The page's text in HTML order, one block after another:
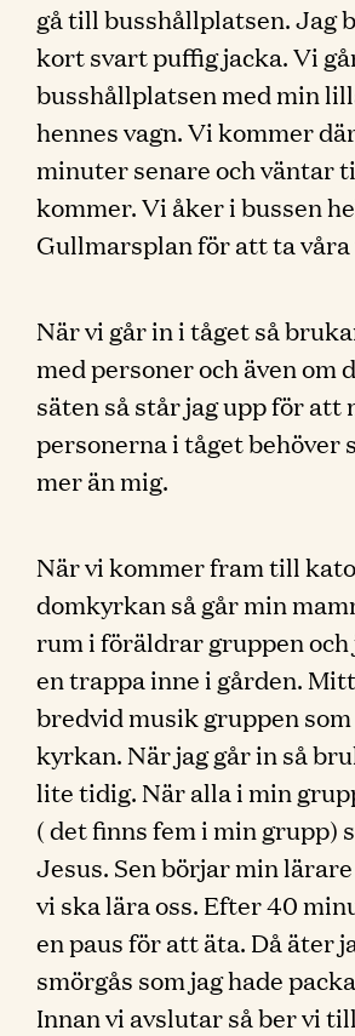
gå till busshållplatsen. Jag
kort svart puffig jacka. Vi
busshållplatsen med min
hennes vagn. Vi kommer
minuter senare och väntar
kommer. Vi åker i bussen
Gullmarsplan för att ta våra
När vi går in i tåget så
med personer och även om
säten så står jag upp för att
personerna i tåget behöver
mer än mig.
När vi kommer fram till
domkyrkan så går min
rum i föräldrar gruppen och
en trappa inne i gården.
bredvid musik gruppen
kyrkan. När jag går in så
lite tidig. När alla i min
( det finns fem i min grupp)
Jesus. Sen börjar min
vi ska lära oss. Efter 40
en paus för att äta. Då äter
smörgås som jag hade
Innan vi avslutar så ber vi